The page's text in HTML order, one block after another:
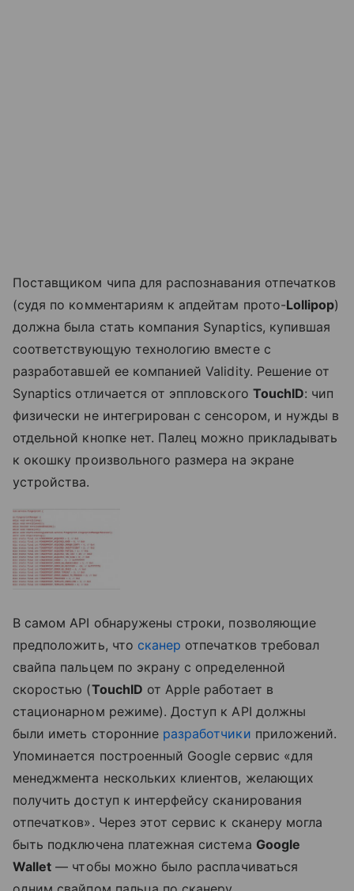
Поставщиком чипа для распознавания отпечатков
(судя по комментариям к апдейтам прото-Lollipop)
должна была стать компания Synaptics, купившая
соответствующую технологию вместе с
разработавшей ее компанией Validity. Решение от
Synaptics отличается от эппловского TouchID: чип
физически не интегрирован с сенсором, и нужды в
отдельной кнопке нет. Палец можно прикладывать
к окошку произвольного размера на экране
устройства.
В самом API обнаружены строки, позволяющие
предположить, что сканер отпечатков требовал
свайпа пальцем по экрану с определенной
скоростью (TouchID от Apple работает в
стационарном режиме). Доступ к API должны
были иметь сторонние разработчики приложений.
Упоминается построенный Google сервис «для
менеджмента нескольких клиентов, желающих
получить доступ к интерфейсу сканирования
отпечатков». Через этот сервис к сканеру могла
быть подключена платежная система Google
Wallet — чтобы можно было расплачиваться